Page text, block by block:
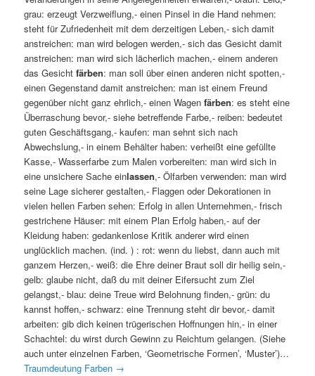
grau: erzeugt Verzweiflung,- einen Pinsel in die Hand nehmen:
steht für Zufriedenheit mit dem derzeitigen Leben,- sich damit
anstreichen: man wird belogen werden,- sich das Gesicht damit
anstreichen: man wird sich lächerlich machen,- einem anderen
das Gesichtfärben: man soll über einen anderen nicht spotten,-
einen Gegenstand damit anstreichen: man ist einem Freund
gegenüber nicht ganz ehrlich,- einen Wagenfärben: es steht eine
Überraschung bevor,- siehe betreffende Farbe,- reiben: bedeutet
guten Geschäftsgang,- kaufen: man sehnt sich nach
Abwechslung,- in einem Behälter haben: verheißt eine gefüllte
Kasse,- Wasserfarbe zum Malen vorbereiten: man wird sich in
eine unsichere Sache einlassen,- Ölfarben verwenden: man wird
seine Lage sicherer gestalten,- Flaggen oder Dekorationen in
vielen hellen Farben sehen: Erfolg in allen Unternehmen,- frisch
gestrichene Häuser: mit einem Plan Erfolg haben,- auf der
Kleidung haben: gedankenlose Kritik anderer wird einen
unglücklich machen. (ind. ) : rot: wenn du liebst, dann auch mit
ganzem Herzen,- weiß: die Ehre deiner Braut soll dir heilig sein,-
gelb: glaube nicht, daß du mit deiner Eifersucht zum Ziel
gelangst,- blau: deine Treue wird Belohnung finden,- grün: du
kannst hoffen,- schwarz: eine Trennung steht dir bevor,- damit
arbeiten: gib dich keinen trügerischen Hoffnungen hin,- in einer
Schachtel: du wirst durch Gewinn zu Reichtum gelangen. (Siehe
auch unter einzelnen Farben, ‘Geometrische Formen’, ‘Muster’)…
Traumdeutung Farben →